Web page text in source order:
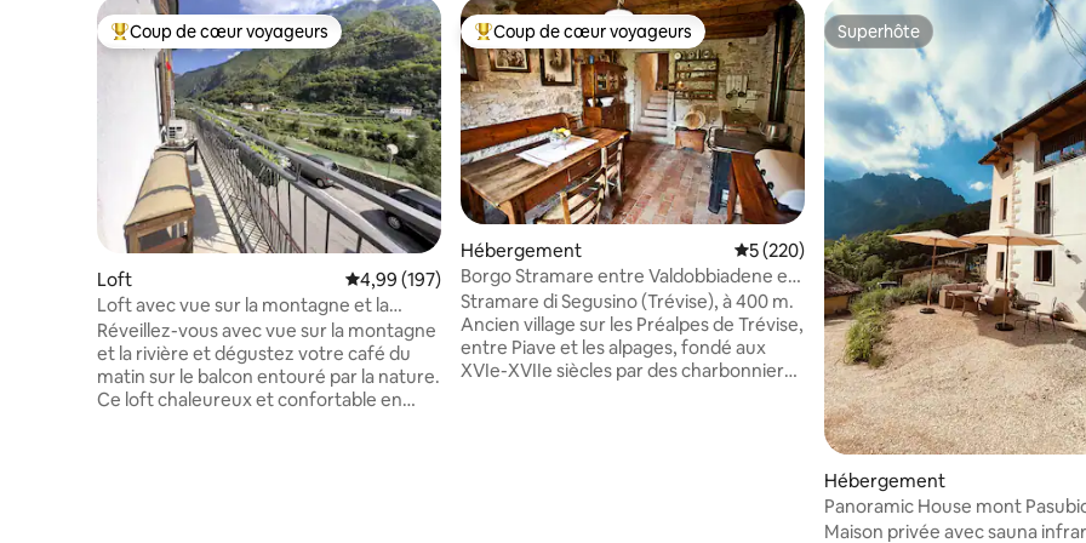
Coups de cœur voyageurs les plus appréciés
Coup de cœur voyageurs
Loft Évaluation moyenne sur la base de 197 commentaires : 4,99 sur 5
4,99 (197)
Loft avec vue sur la montagne et la
rivière • Retraite avec balcon
Réveillez-vous avec vue sur la montagne
et la rivière et dégustez votre café du
matin sur le balcon entouré par la nature.
Ce loft chaleureux et confortable en
Coups de cœur voyageurs les plus appréciés
Coup de cœur voyageurs
Hébergement Évaluation moyenne sur la base de 220
5 (220)
Borgo Stramare entre Valdobbiadene et
Segusino
Stramare di Segusino (Trévise), à 400 m.
Ancien village sur les Préalpes de Trévise,
entre Piave et les alpages, fondé aux
XVIe-XVIIe siècles par des charbonniers
Superhôte
Superhôte
Hébergement
Panoramic House mont
avec sauna. LT.
Maison privée avec sauna